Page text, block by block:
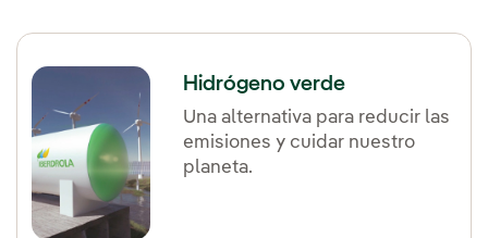
Hidrógeno verde
Una alternativa para reducir las
emisiones y cuidar nuestro
planeta.